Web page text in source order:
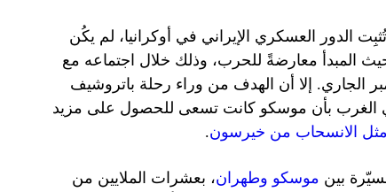
الدور العسكري الإيراني في أوكرانيا، لم يكُن
المبدأ معارضةً للحرب، وذلك خلال اجتماعه مع
الجاري. إلا أن الهدف من وراء رحلة باتروشيف
في الغرب بأن موسكو كانت تسعى للحصول على مزيد
الانسحاب من خيرسون.
بين موسكو وطهران، بعشرات الملايين من